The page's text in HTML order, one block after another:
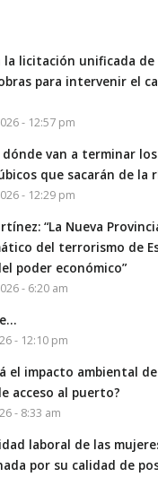
la licitación unificada de
para intervenir el
- 12:57 pm
dónde van a terminar
que sacarán de la
- 12:29 pm
“La Nueva
del terrorismo de
poder económico”
- 6:20 am
- 12:10 pm
el impacto ambiental
acceso al puerto?
- 8:33 am
laboral de las
por su calidad de